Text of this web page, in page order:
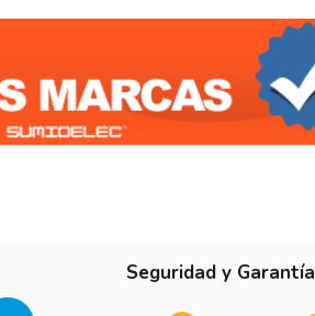
Seguridad y Garantía